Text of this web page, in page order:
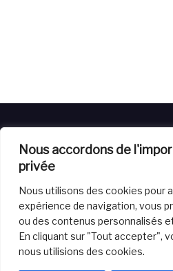
Nous accordons de
privée
Nous utilisons des cookies pour
expérience de navigation, vous
ou des contenus personnalisés
En cliquant sur "Tout accepter",
nous utilisions des cookies.
Livraison Retours
Powered byHouse of Balloon
Vision